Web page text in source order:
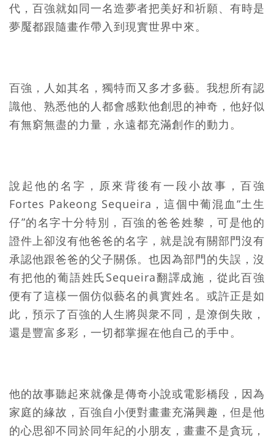
代，百強就如同一名造夢者把美好和祈願、有時是
夢魘都跟隨畫作帶入到現實世界中來。
百強，人如其名，獨特而又多才多藝。我想所有認
識他、熟悉他的人都會感歎他創思的神奇，他好似
有無窮無盡的力量，永遠都充滿創作的動力。
說起他的名字，原來背後有一段小故事，百強
Fortes Pakeong Sequeira，這個中葡混血“土生
仔”的名字十分特別，百強的爸爸姓黎，可是他的
證件上卻沒有他爸爸的名字，就是說有關部門沒有
承認他跟爸爸的父子關係。也因為部門的失誤，沒
有把他的葡語姓氏Sequeira翻譯成施，從此百強
便有了這樣一個仿似藝名的眞實姓名。或許正是如
此，預示了百強的人生將與衆不同，是潦倒失敗，
還是豐富多彩，一切都掌握在他自己的手中。
他的故事聽起來就像是傳奇小說或電影橋段，因為
家庭的緣故，百強自小便對畫畫充滿興趣，但是他
的心思卻不同於同年紀的小朋友，畫畫不是貪玩，